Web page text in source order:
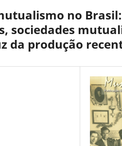
no
sociedades
da produção